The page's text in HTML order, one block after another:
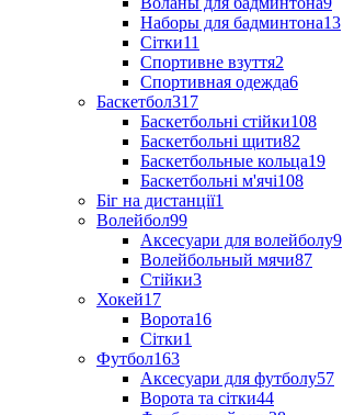
Наборы для бадминтона13
Сітки11
Спортивне взуття2
Спортивная одежда6
Баскетбол317
Баскетбольні стійки108
Баскетбольні щити82
Баскетбольные кольца19
Баскетбольні м'ячі108
Біг на дистанції1
Волейбол99
Аксесуари для волейболу9
Волейбольный мячи87
Стійки3
Хокей17
Ворота16
Сітки1
Футбол163
Аксесуари для футболу57
Ворота та сітки44